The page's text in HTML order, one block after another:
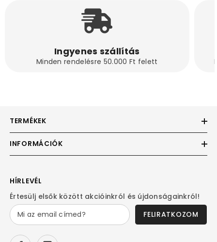
Ingyenes szállítás
Minden rendelésre 50.000 Ft felett
TERMÉKEK
INFORMÁCIÓK
HÍRLEVÉL
Értesülj elsők között akcióinkról és újdonságainkról!
FELIRATKOZOM